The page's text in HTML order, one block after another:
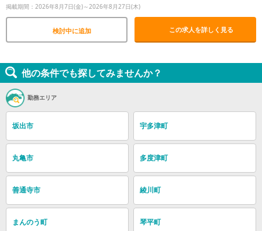
掲載期間：2026年8月7日(金)～2026年8月27日(木)
検討中に追加 この求人を詳しく見る
他の条件でも探してみませんか？
勤務エリア
坂出市 宇多津町
丸亀市 多度津町
善通寺市 綾川町
まんのう町 琴平町